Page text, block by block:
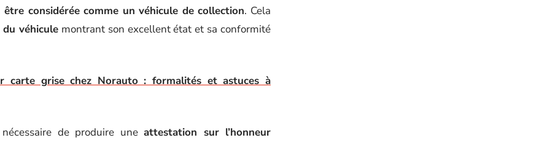
considérée comme un véhicule de collection. Cela
véhicule montrant son excellent état et sa conformité
carte grise chez Norauto : formalités et astuces à
de produire uneattestation sur l’honneur